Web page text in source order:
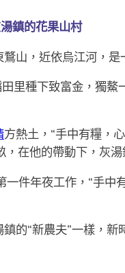
鎮的花果山村
山，近依烏江河，
種下致富金，獨鰲
方熱土，“手中有糧，
在他的帶動下，灰
年夜工作，“手中
的“新農夫”一樣，新